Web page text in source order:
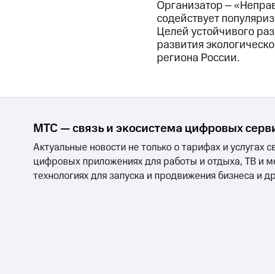
Организатор ‒
содействует
Целей устойчивого
развития
региона России.
МТС — связь и экосистема цифровых
Актуальные новости не только о тарифах и услугах
цифровых приложениях для работы и отдыха, ТВ и
технологиях для запуска и продвижения бизнеса и